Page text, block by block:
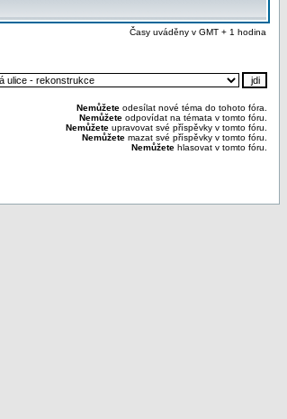
Časy uváděny v GMT + 1 hodina
Nemůžete odesílat nové téma do tohoto fóra.
Nemůžete odpovídat na témata v tomto fóru.
Nemůžete upravovat své příspěvky v tomto fóru.
Nemůžete mazat své příspěvky v tomto fóru.
Nemůžete hlasovat v tomto fóru.